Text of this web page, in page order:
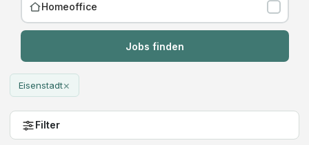
Homeoffice
Jobs finden
Eisenstadt×
Filter